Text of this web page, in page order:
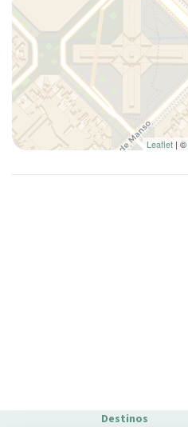
Plancha para ropa
Platos
Platos y cubiertos
Ropa de cama
Secador de pelo
Se permiten estancias largas
Sillas de comedor
Leaflet | ©
Destinos